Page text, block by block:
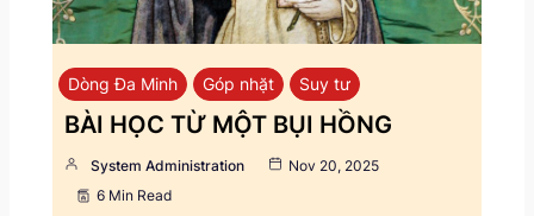
Dòng Đa Minh Góp nhặt Suy tư
BÀI HỌC TỪ MỘT BỤI HỒNG
System Administration
Nov 20, 2025
6 Min Read